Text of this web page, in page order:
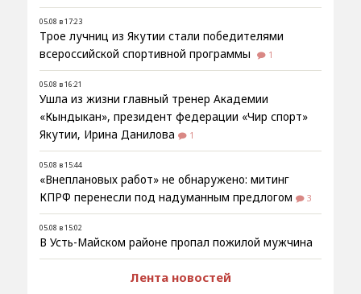
05.08 в 17:23
Трое лучниц из Якутии стали победителями
всероссийской спортивной программы
1
05.08 в 16:21
Ушла из жизни главный тренер Академии
«Кындыкан», президент федерации «Чир спорт»
Якутии, Ирина Данилова
1
05.08 в 15:44
«Внеплановых работ» не обнаружено: митинг
КПРФ перенесли под надуманным предлогом
3
05.08 в 15:02
В Усть-Майском районе пропал пожилой мужчина
Лента новостей